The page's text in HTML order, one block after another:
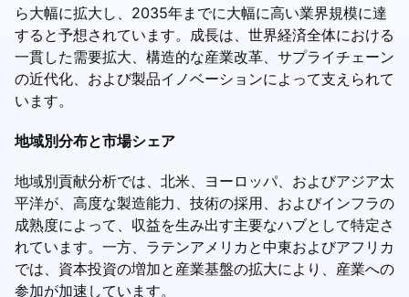
ら大幅に拡大し、2035年までに大幅に高い業界規模に達
すると予想されています。成長は、世界経済全体における
一貫した需要拡大、構造的な産業改革、サプライチェーン
の近代化、および製品イノベーションによって支えられて
います。
地域別分布と市場シェア
地域別貢献分析では、北米、ヨーロッパ、およびアジア太
平洋が、高度な製造能力、技術の採用、およびインフラの
成熟度によって、収益を生み出す主要なハブとして特定さ
れています。一方、ラテンアメリカと中東およびアフリカ
では、資本投資の増加と産業基盤の拡大により、産業への
参加が加速しています。